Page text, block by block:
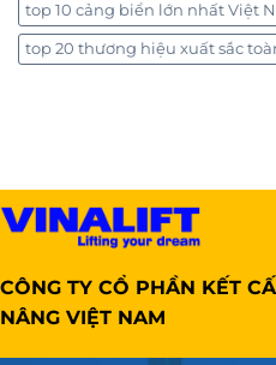
top 10 cảng biển lớn nhất Việt
top 20 thương hiệu xuất sắc
CÔNG TY CỔ PHẦN KẾT
NÂNG VIỆT NAM